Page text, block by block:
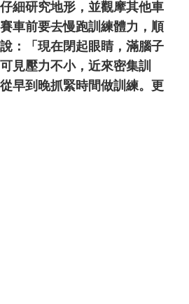
細研究地形，並觀摩其他車
車前要去慢跑訓練體力，順
：「現在閉起眼睛，滿腦子
見壓力不小，近來密集訓
早到晚抓緊時間做訓練。更